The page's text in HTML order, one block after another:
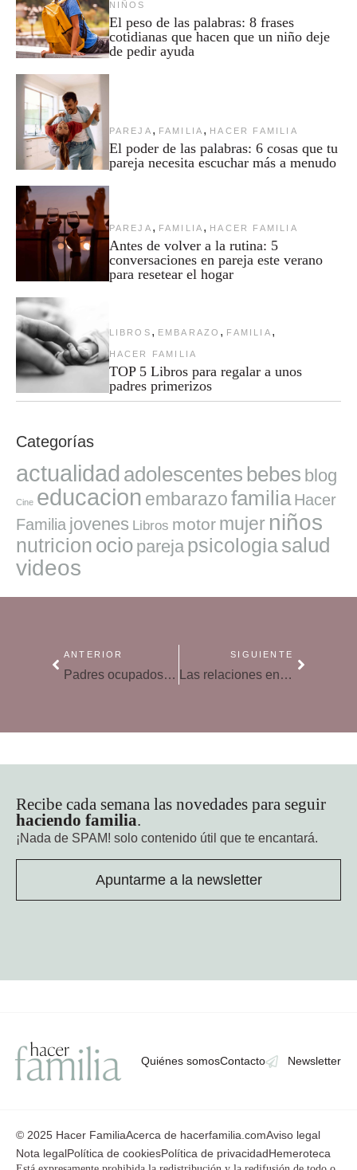
NIÑOS
El peso de las palabras: 8 frases
cotidianas que hacen que un niño deje
de pedir ayuda
PAREJA , FAMILIA , HACER FAMILIA
El poder de las palabras: 6 cosas que tu
pareja necesita escuchar más a menudo
PAREJA , FAMILIA , HACER FAMILIA
Antes de volver a la rutina: 5
conversaciones en pareja este verano
para resetear el hogar
LIBROS , EMBARAZO , FAMILIA ,
HACER FAMILIA
TOP 5 Libros para regalar a unos
padres primerizos
Categorías
actualidad adolescentes bebes blog
Cine educacion embarazofamilia Hacer
Familia jovenes Libros motor mujer niños
nutricion ocio pareja psicologiasalud
videos
ANTERIOR
Padres ocupados, niños malcriados: un problema que crece en la sociedad
SIGUIENTE
Las relaciones entre hermanos: ¿cómo influyen los años que se llevan?
Recibe cada semana las novedades para seguir
haciendo familia.
¡Nada de SPAM! solo contenido útil que te encantará.
Apuntarme a la newsletter
Quiénes somosContacto Newsletter
© 2025 Hacer FamiliaAcerca de hacerfamilia.comAviso legal
Nota legalPolítica de cookiesPolítica de privacidadHemeroteca